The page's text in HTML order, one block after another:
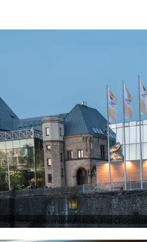
Schokoladenmuseum Köln, Het